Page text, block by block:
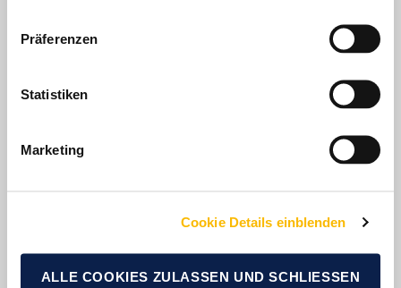
Präferenzen
Statistiken
Marketing
Cookie Details einblenden
ALLE COOKIES ZULASSEN UND SCHLIESSEN
Manager Marketing & PR